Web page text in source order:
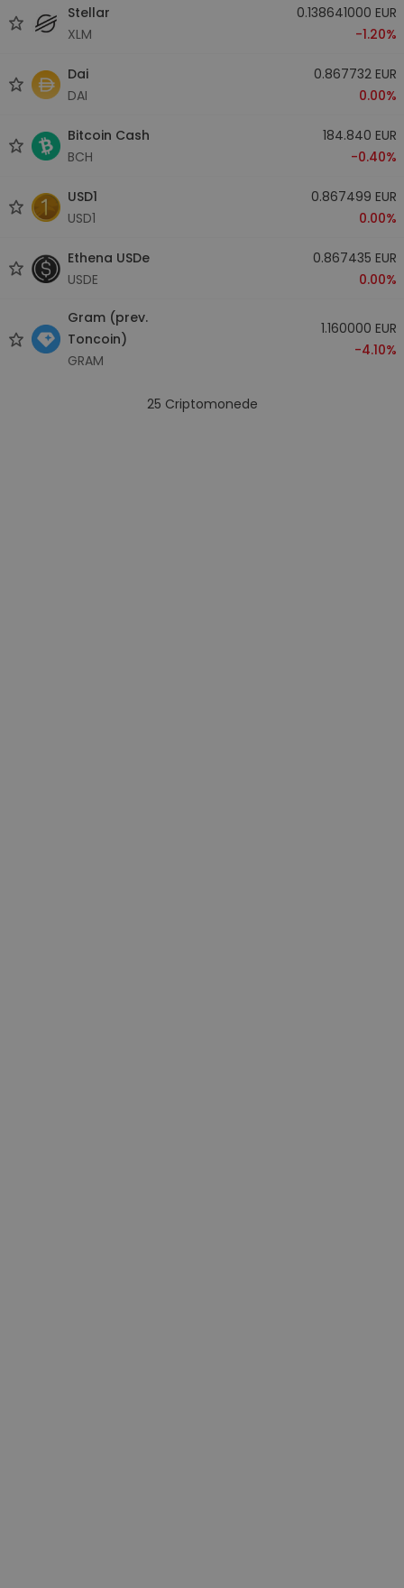
Stellar
XLM
0.138641000 EUR
-1.20%
Dai
DAI
0.867732 EUR
0.00%
Bitcoin Cash
BCH
184.840 EUR
-0.40%
USD1
USD1
0.867499 EUR
0.00%
Ethena USDe
USDE
0.867435 EUR
0.00%
Gram (prev.
Toncoin)
GRAM
1.160000 EUR
-4.10%
25 Criptomonede